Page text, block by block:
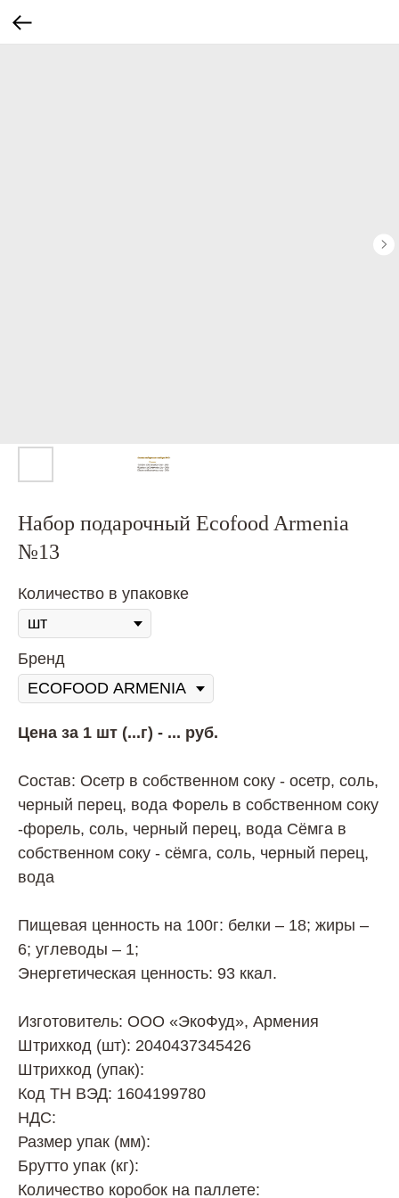
Набор подарочный Ecofood Armenia
№13
Количество в упаковке
Бренд
Цена за 1 шт (...г) - ... руб.
Состав: Осетр в собственном соку - осетр, соль,
черный перец, вода Форель в собственном соку
-форель, соль, черный перец, вода Сёмга в
собственном соку - сёмга, соль, черный перец,
вода
Пищевая ценность на 100г: белки – 18; жиры –
6; углеводы – 1;
Энергетическая ценность: 93 ккал.
Изготовитель: ООО «ЭкоФуд», Армения
Штрихкод (шт): 2040437345426
Штрихкод (упак):
Код ТН ВЭД: 1604199780
НДС:
Размер упак (мм):
Брутто упак (кг):
Количество коробок на паллете: